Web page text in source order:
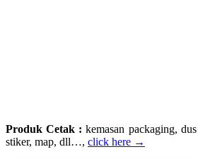
Produk Cetak : kemasan packaging,
stiker, map, dll…, click here →